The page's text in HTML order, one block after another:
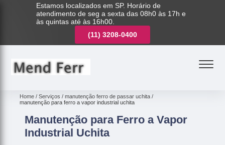
Estamos localizados em SP. Horário de
atendimento de seg a sexta das 08h0 às 17h e
às quintas até às 16h00.
(11) 3208-0400
Home Serviços
manutenção ferro de passar uchita
manutenção para ferro a vapor industrial uchita
Manutenção para Ferro a Vapor
Industrial Uchita